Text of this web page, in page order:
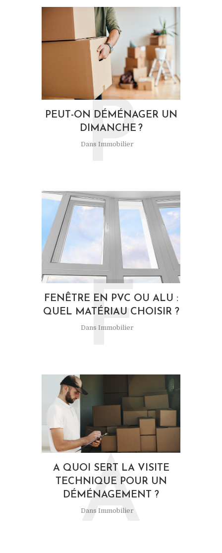
PEUT-ON DÉMÉNAGER UN
DIMANCHE ?
Dans Immobilier
P
FENÊTRE EN PVC OU ALU :
QUEL MATÉRIAU CHOISIR ?
Dans Immobilier
F
A QUOI SERT LA VISITE
TECHNIQUE POUR UN
DÉMÉNAGEMENT ?
Dans Immobilier
A